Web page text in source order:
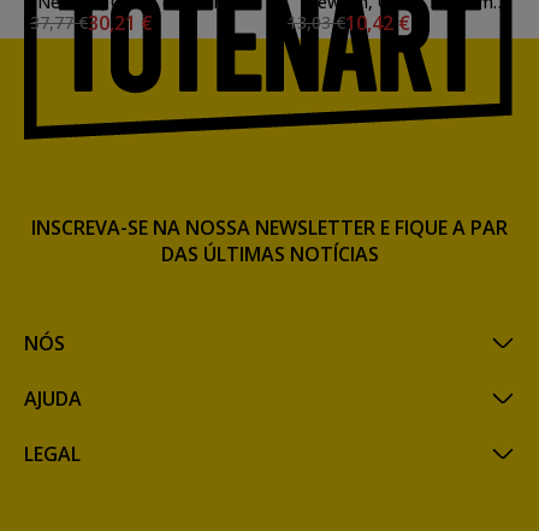
37 ml.
37,77 €30,21 €
Transparente, 37 ml.
13,03 €10,42 €
NÓS
AJUDA
LEGAL
INSCREVA-SE NA NOSSA NEWSLETTER E FIQUE A PAR
DAS ÚLTIMAS NOTÍCIAS